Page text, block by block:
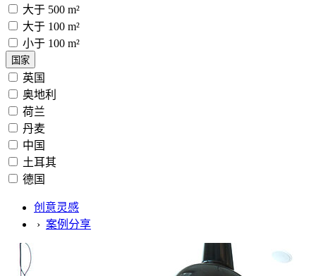
大于 500 m²
大于 100 m²
小于 100 m²
国家
英国
奥地利
荷兰
丹麦
中国
土耳其
德国
创意灵感
› 案例分享